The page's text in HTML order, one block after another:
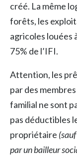
créé. La même
forêts, les
agricoles louées
75% de l’IFI.
Attention, les
par des
familial ne sont
pas déductibles
propriétaire
par un bailleur